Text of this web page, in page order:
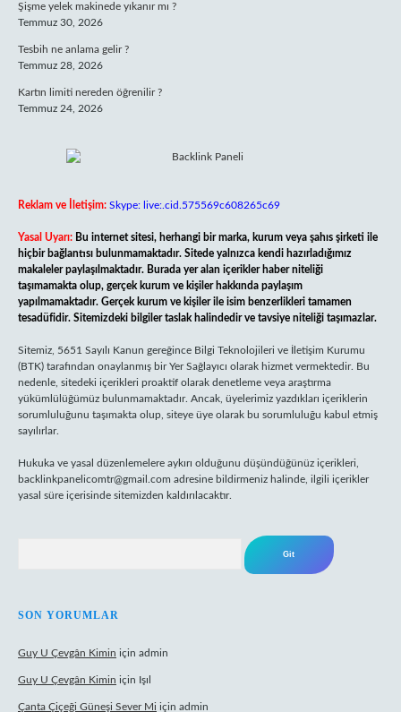
Şişme yelek makinede yıkanır mı ?
Temmuz 30, 2026
Tesbih ne anlama gelir ?
Temmuz 28, 2026
Kartın limiti nereden öğrenilir ?
Temmuz 24, 2026
Reklam ve İletişim: Skype: live:.cid.575569c608265c69
Yasal Uyarı: Bu internet sitesi, herhangi bir marka, kurum veya şahıs şirketi ile
hiçbir bağlantısı bulunmamaktadır. Sitede yalnızca kendi hazırladığımız
makaleler paylaşılmaktadır. Burada yer alan içerikler haber niteliği
taşımamakta olup, gerçek kurum ve kişiler hakkında paylaşım
yapılmamaktadır. Gerçek kurum ve kişiler ile isim benzerlikleri tamamen
tesadüfidir. Sitemizdeki bilgiler taslak halindedir ve tavsiye niteliği taşımazlar.
Sitemiz, 5651 Sayılı Kanun gereğince Bilgi Teknolojileri ve İletişim Kurumu
(BTK) tarafından onaylanmış bir Yer Sağlayıcı olarak hizmet vermektedir. Bu
nedenle, sitedeki içerikleri proaktif olarak denetleme veya araştırma
yükümlülüğümüz bulunmamaktadır. Ancak, üyelerimiz yazdıkları içeriklerin
sorumluluğunu taşımakta olup, siteye üye olarak bu sorumluluğu kabul etmiş
sayılırlar.
Hukuka ve yasal düzenlemelere aykırı olduğunu düşündüğünüz içerikleri,
backlinkpanelicomtr@gmail.com adresine bildirmeniz halinde, ilgili içerikler
yasal süre içerisinde sitemizden kaldırılacaktır.
SON YORUMLAR
Guy U Çevgân Kimin için admin
Guy U Çevgân Kimin için Işıl
Çanta Çiçeği Güneşi Sever Mi için admin